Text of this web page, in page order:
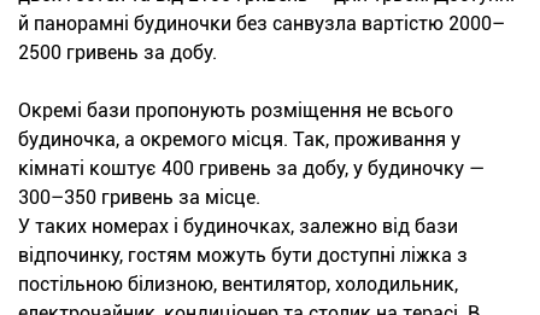
й панорамні будиночки без санвузла вартістю 2000–
2500 гривень за добу.
Окремі бази пропонують розміщення не всього
будиночка, а окремого місця. Так, проживання у
кімнаті коштує 400 гривень за добу, у будиночку —
300–350 гривень за місце.
У таких номерах і будиночках, залежно від бази
відпочинку, гостям можуть бути доступні ліжка з
постільною білизною, вентилятор, холодильник,